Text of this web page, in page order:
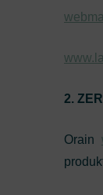
2.
Orain